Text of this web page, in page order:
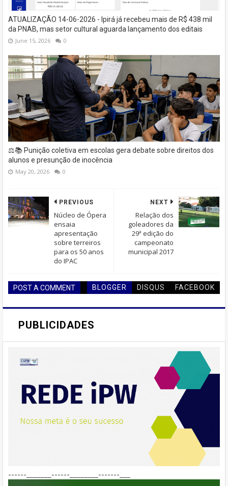
ATUALIZAÇÃO 14-06-2026 - Ipirá já recebeu mais de R$ 438 mil
da PNAB, mas setor cultural aguarda lançamento dos editais
June 15, 2026 0
⚖️📚 Punição coletiva em escolas gera debate sobre direitos dos
alunos e presunção de inocência
May 20, 2026 0
NEXT
Relação dos
goleadores da
29ª edição do
campeonato
municipal 2017
PREVIOUS
Núcleo de Ópera
ensaia
apresentação
sobre terreiros
para os 50 anos
do IPAC
POST A COMMENT BLOGGER DISQUS FACEBOOK
PUBLICIDADES
------_______------________-------___